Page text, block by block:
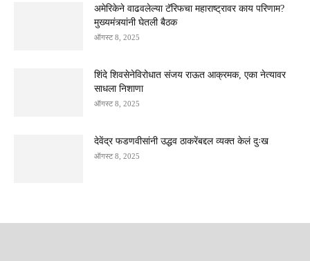
अमेरिकेने वाढवलेल्या टॅरिफचा महाराष्ट्रावर काय परिणाम?
मुख्यमंत्र्यांनी घेतली बैठक
ऑगस्ट 8, 2025
शिंदे शिवसेनेविरोधात संजय राऊत आक्रमक, एका नेत्यावर
साधला निशाणा
ऑगस्ट 8, 2025
देवेंद्र फडणवीसांनी उद्धव ठाकरेंबद्दल व्यक्त केलं दुःख
ऑगस्ट 8, 2025